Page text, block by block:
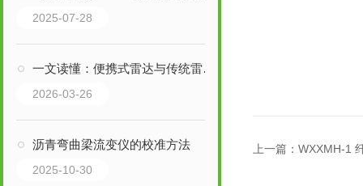
2025-07-28
一文读懂：便携式雷达与传统雷达的区别及应用场景
2026-03-26
沥青弯曲梁流变仪的校准方法
2025-10-30
上一篇： WXXMH-1